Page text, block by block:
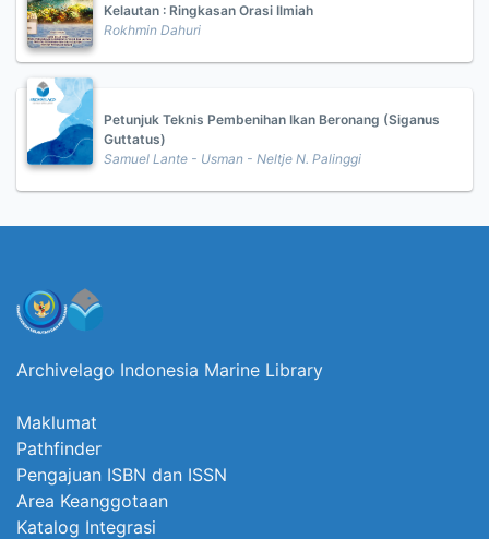
Kelautan : Ringkasan Orasi Ilmiah
Rokhmin Dahuri
Petunjuk Teknis Pembenihan Ikan Beronang (Siganus
Guttatus)
Samuel Lante - Usman - Neltje N. Palinggi
Archivelago Indonesia Marine Library
Maklumat
Pathfinder
Pengajuan ISBN dan ISSN
Area Keanggotaan
Katalog Integrasi